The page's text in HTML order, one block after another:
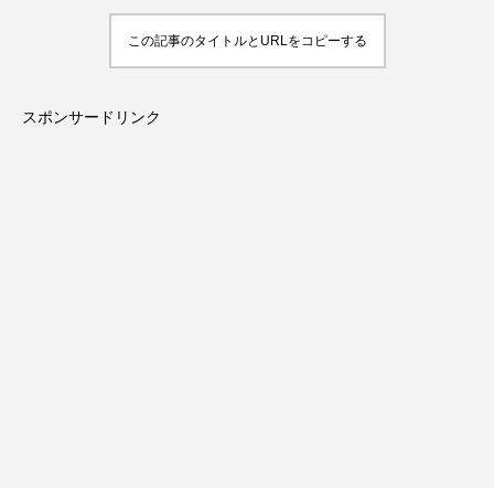
この記事のタイトルとURLをコピーする
スポンサードリンク